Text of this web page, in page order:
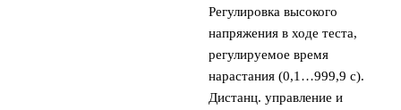
Регулировка высокого
напряжения в ходе теста,
регулируемое время
нарастания (0,1…999,9 с).
Дистанц. управление и